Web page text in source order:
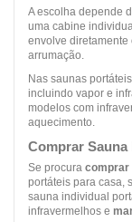
A escolha depende
uma cabine
envolve diretamente
arrumação.
Nas saunas
incluindo vapor e
modelos com
aquecimento.
Comprar Sauna
Se procura comprar
portáteis para casa,
sauna individual
infravermelhos e